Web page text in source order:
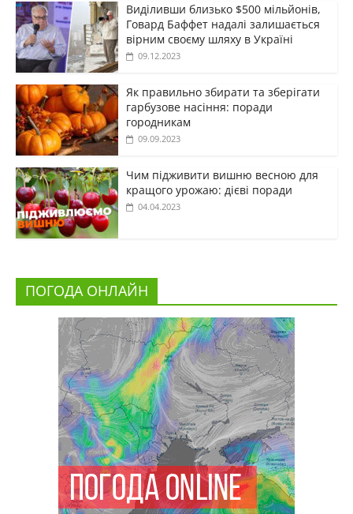
Виділивши близько $500 мільйонів,
Говард Баффет надалі залишається
вірним своєму шляху в Україні
09.12.2023
Як правильно збирати та зберігати
гарбузове насіння: поради
городникам
09.09.2023
Чим підживити вишню весною для
кращого урожаю: дієві поради
04.04.2023
ПОГОДА ОНЛАЙН